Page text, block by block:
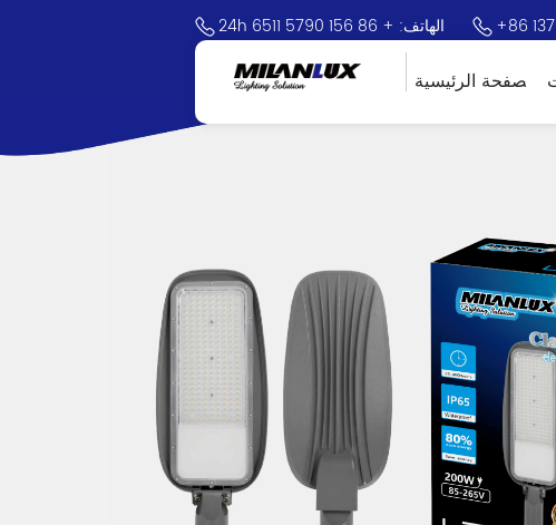
24h الهاتف: + 86 156 5790 6511 +86
الصفحة الرئيسية